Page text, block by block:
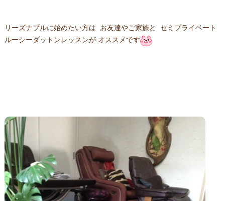
リーズナブルに始めたい方は お友達やご家族と セミプライベート
ルーシーダットンレッスンが オススメです